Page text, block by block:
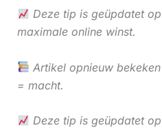
Deze tip is geüpdatet
maximale online winst.
Artikel opnieuw
= macht.
Deze tip is geüpdatet